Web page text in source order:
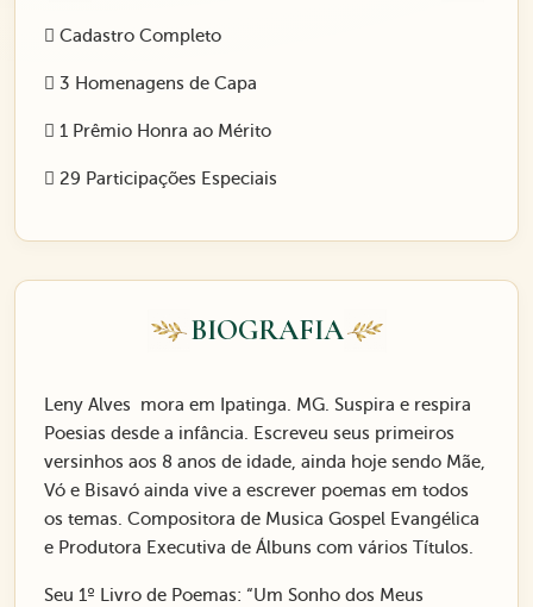
Cadastro Completo
3 Homenagens de Capa
1 Prêmio Honra ao Mérito
29 Participações Especiais
BIOGRAFIA
Leny Alves mora em Ipatinga. MG. Suspira e respira
Poesias desde a infância. Escreveu seus primeiros
versinhos aos 8 anos de idade, ainda hoje sendo Mãe,
Vó e Bisavó ainda vive a escrever poemas em todos
os temas. Compositora de Musica Gospel Evangélica
e Produtora Executiva de Álbuns com vários Títulos.
Seu 1º Livro de Poemas: “Um Sonho dos Meus